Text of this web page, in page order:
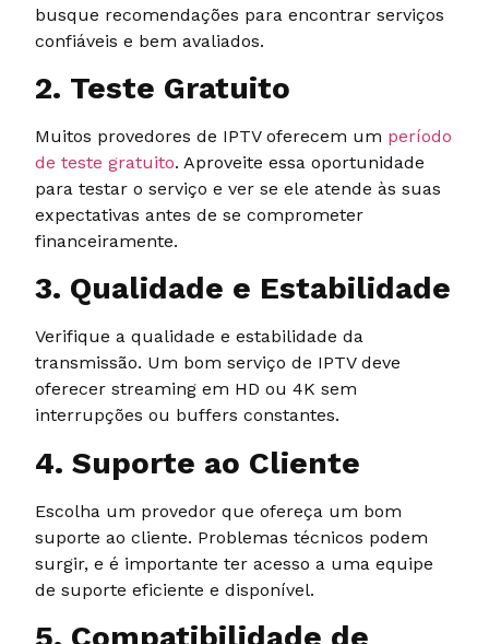
busque recomendações para encontrar serviços
confiáveis e bem avaliados.
2. Teste Gratuito
Muitos provedores de IPTV oferecem um período
de teste gratuito. Aproveite essa oportunidade
para testar o serviço e ver se ele atende às suas
expectativas antes de se comprometer
financeiramente.
3. Qualidade e Estabilidade
Verifique a qualidade e estabilidade da
transmissão. Um bom serviço de IPTV deve
oferecer streaming em HD ou 4K sem
interrupções ou buffers constantes.
4. Suporte ao Cliente
Escolha um provedor que ofereça um bom
suporte ao cliente. Problemas técnicos podem
surgir, e é importante ter acesso a uma equipe
de suporte eficiente e disponível.